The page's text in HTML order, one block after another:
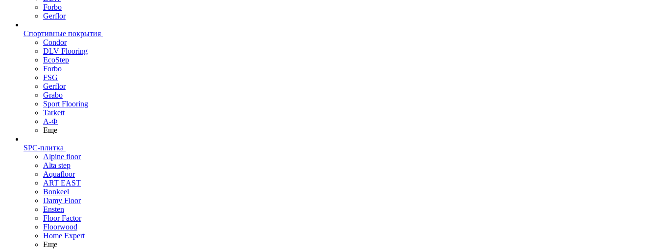
Forbo
Gerflor
Спортивные покрытия
Condor
DLV Flooring
EcoStep
Forbo
FSG
Gerflor
Grabo
Sport Flooring
Tarkett
А-Ф
Еще
SPC-плитка
Alpine floor
Alta step
Aquafloor
ART EAST
Bonkeel
Damy Floor
Ensten
Floor Factor
Floorwood
Home Expert
Еще